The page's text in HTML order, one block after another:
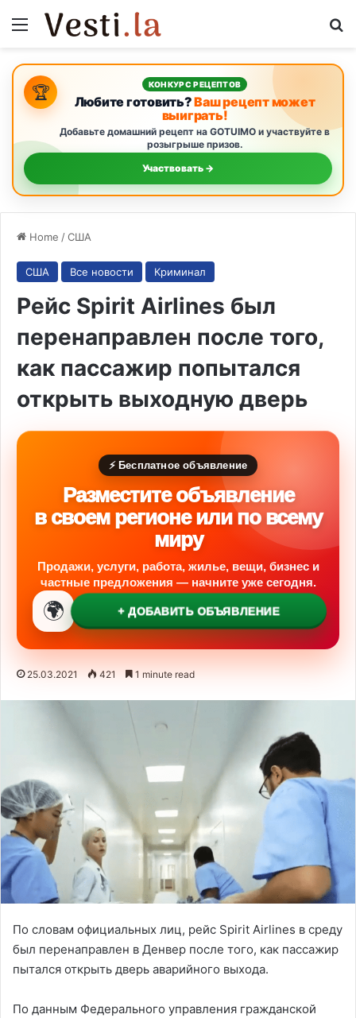
Menu
🏆 КОНКУРС РЕЦЕПТОВ
Любите готовить?Ваш рецепт может
выиграть!
Добавьте домашний рецепт на GOTUIMO и участвуйте в
розыгрыше призов.
Участвовать →
Home /США
США Все новости Криминал
Рейс Spirit Airlines был
перенаправлен после того,
как пассажир попытался
открыть выходную дверь
⚡ Бесплатное объявление
Разместите объявление
в своем регионе или по всему
миру
Продажи, услуги, работа, жилье, вещи, бизнес и
частные предложения — начните уже сегодня.
🌍 + ДОБАВИТЬ ОБЪЯВЛЕНИЕ
25.03.2021 421 1 minute read
По словам официальных лиц, рейс Spirit Airlines в среду
был перенаправлен в Денвер после того, как пассажир
пытался открыть дверь аварийного выхода.
По данным Федерального управления гражданской